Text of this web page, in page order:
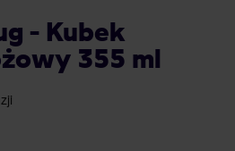
- Kubek
355 ml